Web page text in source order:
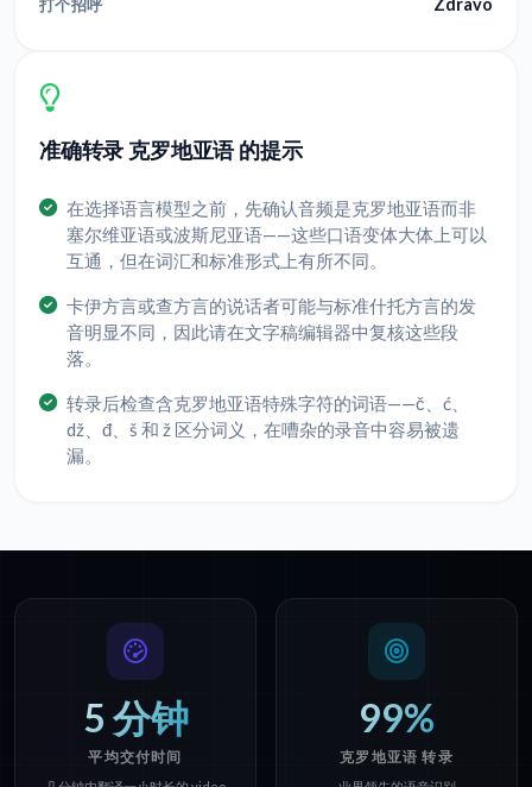
打个招呼 Zdravo
准确转录 克罗地亚语 的提示
在选择语言模型之前，先确认音频是克罗地亚语而非
塞尔维亚语或波斯尼亚语——这些口语变体大体上可以
互通，但在词汇和标准形式上有所不同。
卡伊方言或查方言的说话者可能与标准什托方言的发
音明显不同，因此请在文字稿编辑器中复核这些段
落。
转录后检查含克罗地亚语特殊字符的词语——č、ć、
dž、đ、š 和 ž 区分词义，在嘈杂的录音中容易被遗
漏。
5 分钟
平均交付时间
99%
克罗地亚语 转录